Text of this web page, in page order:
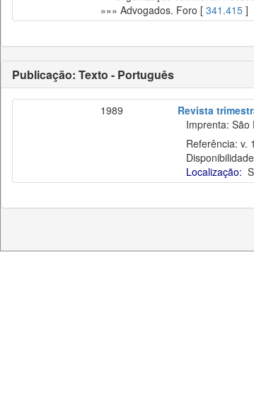
»»» Advogados. Foro [ 341.415 ]
Publicação: Texto - Português
1989
Revista
Imprenta: São
Referência: v.
Localização: